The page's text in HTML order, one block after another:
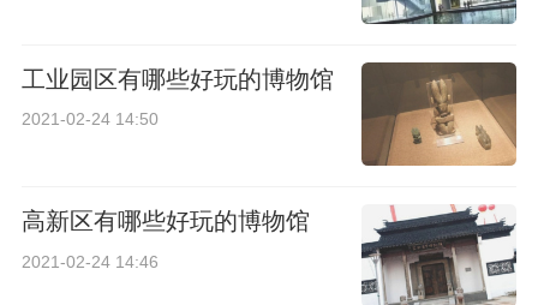
工业园区有哪些好玩的博物馆
2021-02-24 14:50
高新区有哪些好玩的博物馆
2021-02-24 14:46